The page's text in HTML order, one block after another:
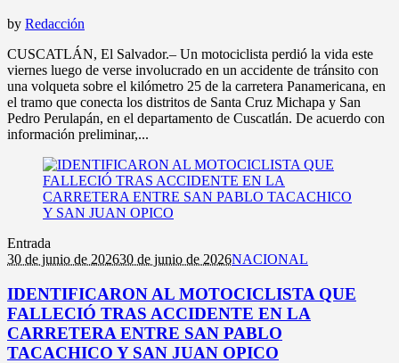
by Redacción
CUSCATLÁN, El Salvador.– Un motociclista perdió la vida este
viernes luego de verse involucrado en un accidente de tránsito con
una volqueta sobre el kilómetro 25 de la carretera Panamericana, en
el tramo que conecta los distritos de Santa Cruz Michapa y San
Pedro Perulapán, en el departamento de Cuscatlán. De acuerdo con
información preliminar,...
Entrada
30 de junio de 202630 de junio de 2026NACIONAL
IDENTIFICARON AL MOTOCICLISTA QUE
FALLECIÓ TRAS ACCIDENTE EN LA
CARRETERA ENTRE SAN PABLO
TACACHICO Y SAN JUAN OPICO